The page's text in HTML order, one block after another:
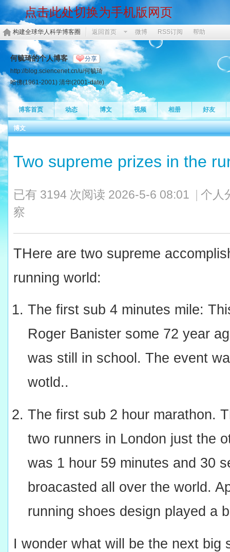
点击此处切换为手机版网页
构建全球华人科学博客圈 返回首页 微博 RSS订阅 帮助
何毓琦的个人博客 分享
http://blog.sciencenet.cn/u/何毓琦
哈佛(1961-2001) 清华(2001-date)
博客首页 动态 博文 视频 相册 好友
博文
Two supreme prizes in the
已有 3194 次阅读 2026-5-6 08:01
个人
察
THere are two supreme
running world:
The first sub 4 minutes mile:
Roger Banister some 72 year
was still in school. The event
wotld..
The first sub 2 hour marathon.
two runners in London just the
was 1 hour 59 minutes and 30
broacasted all over the world.
running shoes design played a
I wonder what will be the next big